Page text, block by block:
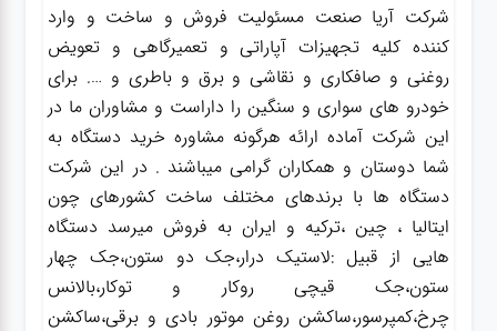
شرکت آریا صنعت مسئولیت فروش و ساخت و وارد
کننده کلیه تجهیزات آپاراتی و تعمیرگاهی و تعویض
روغنی و صافکاری و نقاشی و برق و باطری و …. برای
خودرو های سواری و سنگین را داراست و مشاوران ما در
این شرکت آماده ارائه هرگونه مشاوره خرید دستگاه به
شما دوستان و همکاران گرامی میباشند . در این شرکت
دستگاه ها با برندهای مختلف ساخت کشورهای چون
ایتالیا ، چین ،ترکیه و ایران به فروش میرسد دستگاه
هایی از قبیل :لاستیک درار،جک دو ستون،جک چهار
ستون،جک قیچی روکار و توکار،بالانس
چرخ،کمپرسور،ساکشن روغن موتور بادی و برقی،ساکشن